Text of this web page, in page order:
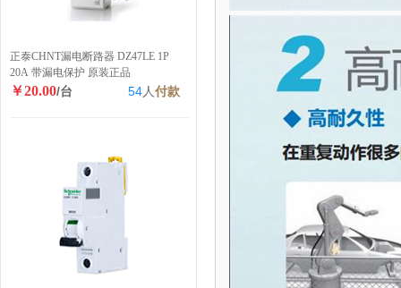
正泰CHNT漏电断路器 DZ47LE 1P
20A 带漏电保护 原装正品
￥20.00/台 54人付款